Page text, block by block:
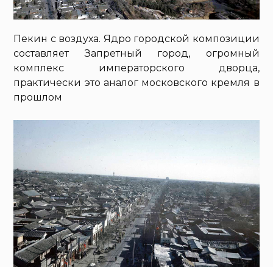
Пекин с воздуха. Ядро городской композиции
составляет Запретный город, огромный
комплекс императорского дворца,
практически это аналог московского кремля в
прошлом